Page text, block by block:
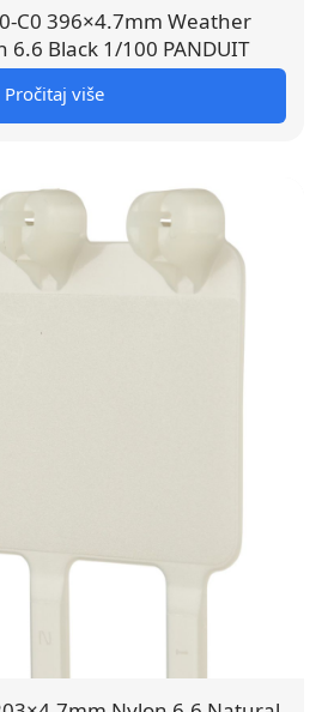
C0 396×4.7mm Weather
6.6 Black 1/100 PANDUIT
Pročitaj više